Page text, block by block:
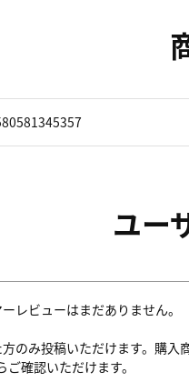
ユー
レビューはまだありません。
のみ投稿いただけます。購入
ご確認いただけます。